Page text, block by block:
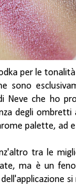
per le
sono
Neve che ho
degli
palette, ad
tra le
ma è un
si